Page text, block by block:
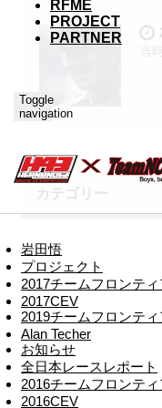
RFME
PROJECT
PARTNER
Toggle
navigation
当
カテゴリー
岩田悟
プロジェクト
2017チームフロンティ
2017CEV
2019チームフロンティ
Alan Techer
お知らせ
全日本レースレポート
2016チームフロンティ
2016CEV